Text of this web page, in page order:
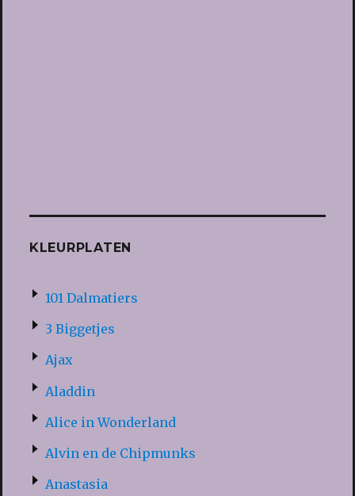
KLEURPLATEN
101 Dalmatiers
3 Biggetjes
Ajax
Aladdin
Alice in Wonderland
Alvin en de Chipmunks
Anastasia